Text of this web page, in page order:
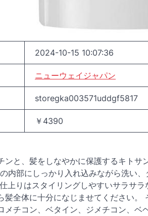
2024-10-15 10:07:36
ニューウェイジャパン
storegka003571uddgf5817
￥4390
ンと、髪をしなやかに保護するキト
内部にしっかり入れ込みながら洗い
上りはスタイリングしやすいサラサ
髪全体に十分になじませてください
メチコン、ベタイン、ジメチコン、